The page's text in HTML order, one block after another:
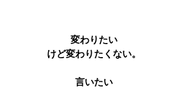
変わりたい
けど変わりたくない。
言いたい